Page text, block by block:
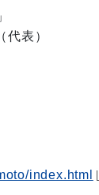
表）
index.html